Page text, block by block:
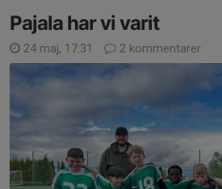
Pajala har vi varit
24 maj, 17:31 2 kommentarer